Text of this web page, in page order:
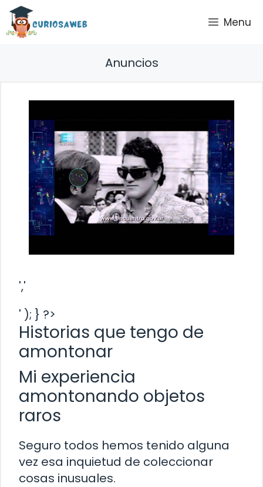
Saltar
contenido
Menu
Anuncios
','
' ); } ?>
Historias que tengo de
amontonar
Mi experiencia
amontonando objetos
raros
Seguro todos hemos tenido alguna
vez esa inquietud de coleccionar
cosas inusuales.